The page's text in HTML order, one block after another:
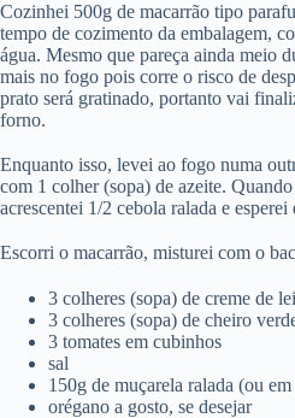
Cozinhei 500g de macarrão tipo
tempo de cozimento da embalagem,
água. Mesmo que pareça ainda meio
mais no fogo pois corre o risco de
prato será gratinado, portanto vai
forno.
Enquanto isso, levei ao fogo numa
com 1 colher (sopa) de azeite.
acrescentei 1/2 cebola ralada e esperei
Escorri o macarrão, misturei com o
3 colheres (sopa) de creme de
3 colheres (sopa) de cheiro
3 tomates em cubinhos
sal
150g de muçarela ralada (ou
orégano a gosto, se desejar